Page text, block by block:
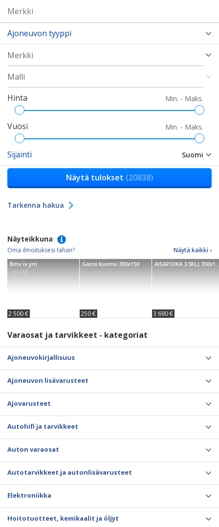
Ajoneuvon tyyppi
Min. - Maks.
Hinta
Min. - Maks.
Vuosi
Suomi
Sijainti
Näytä tulokset (20838)
Tarkenna hakua
Näyteikkuna
Oma ilmoituksesi tähän? Näytä kaikki ›
Bmv ix.ym
- 5x112
2 500 €
Gansi kuomu 350x150
250 € 3 690 €
Varaosat ja tarvikkeet - kategoriat
Ajoneuvokirjallisuus
Ajoneuvon lisävarusteet
Ajovarusteet
Autohifi ja tarvikkeet
Auton varaosat
Autotarvikkeet ja autonlisävarusteet
Elektroniikka
Hoitotuotteet, kemikaalit ja öljyt